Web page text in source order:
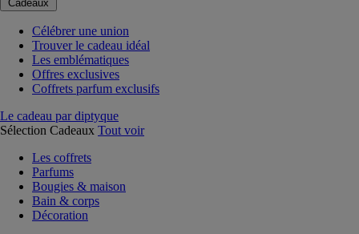
Cadeaux
Célébrer une union
Trouver le cadeau idéal
Les emblématiques
Offres exclusives
Coffrets parfum exclusifs
Le cadeau par diptyque
Sélection Cadeaux Tout voir
Les coffrets
Parfums
Bougies & maison
Bain & corps
Décoration